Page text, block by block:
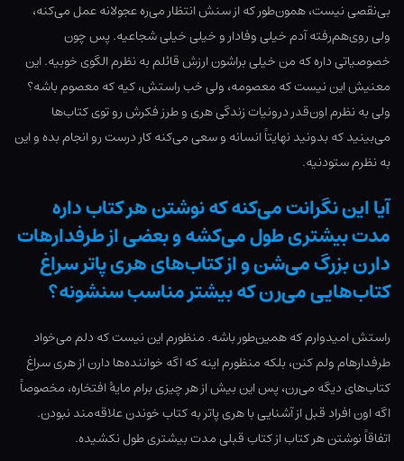
بی‌نقصی نیست، همون‌طور که از سنش انتظار می‌ره عجولانه عمل می‌کنه،
ولی روی‌هم‌رفته آدم خیلی وفادار و خیلی خیلی شجاعیه. پس چون
خصوصیاتی داره که من خیلی براشون ارزش قائلم به نظرم الگوی خوبیه. این
معنیش این نیست که معصومه، ولی خب راستش، کیه که معصوم باشه؟
ولی به نظرم اون‌قدر درونیات زندگی هری و طرز فکرش رو توی کتاب‌ها
می‌بینید که بدونید نهایتاً انسانه و سعی می‌کنه کار درست رو انجام بده و این
به نظرم ستودنیه.
آیا این نگرانت می‌کنه که نوشتن هر کتاب داره
مدت بیشتری طول می‌کشه و بعضی از طرفدارهات
دارن بزرگ می‌شن و از کتاب‌های هری پاتر سراغ
کتاب‌هایی می‌رن که بیشتر مناسب سنشونه؟
راستش امیدوارم که همین‌طور باشه. منظورم این نیست که دلم می‌خواد
طرفدارهام ولم کنن، بلکه منظورم اینه که اگه خواننده‌ها دارن از هری سراغ
کتاب‌های دیگه می‌رن، پس این بیش از هر چیزی برام مایۀ افتخاره، مخصوصاً
اگه اون افراد قبل از آشنایی با هری پاتر به کتاب خوندن علاقه‌مند نبودن.
اتفاقاً نوشتن هر کتاب از کتاب قبلی مدت بیشتری طول نکشیده.